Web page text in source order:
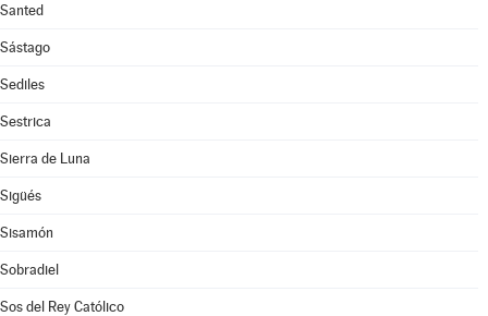
Santed
Sástago
Sediles
Sestrica
Sierra de Luna
Sigüés
Sisamón
Sobradiel
Sos del Rey Católico